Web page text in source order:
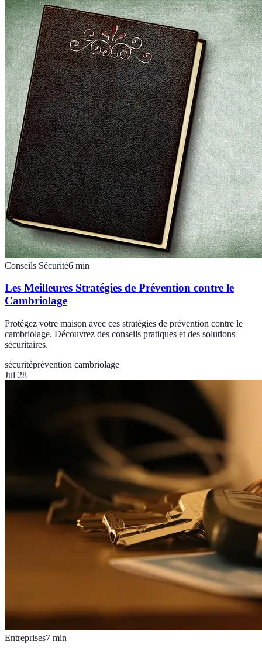
Conseils Sécurité6 min
Les Meilleures Stratégies de Prévention contre le
Cambriolage
Protégez votre maison avec ces stratégies de prévention contre le
cambriolage. Découvrez des conseils pratiques et des solutions
sécuritaires.
sécuritéprévention cambriolage
Jul 28
Entreprises7 min